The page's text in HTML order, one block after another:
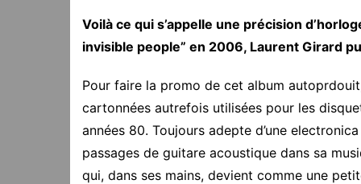
Voilà ce qui s’appelle une précision
invisible people” en 2006, Laurent Girard
Pour faire la promo de cet album
cartonnées autrefois utilisées pour les
années 80. Toujours adepte d’une
passages de guitare acoustique dans sa
qui, dans ses mains, devient comme une